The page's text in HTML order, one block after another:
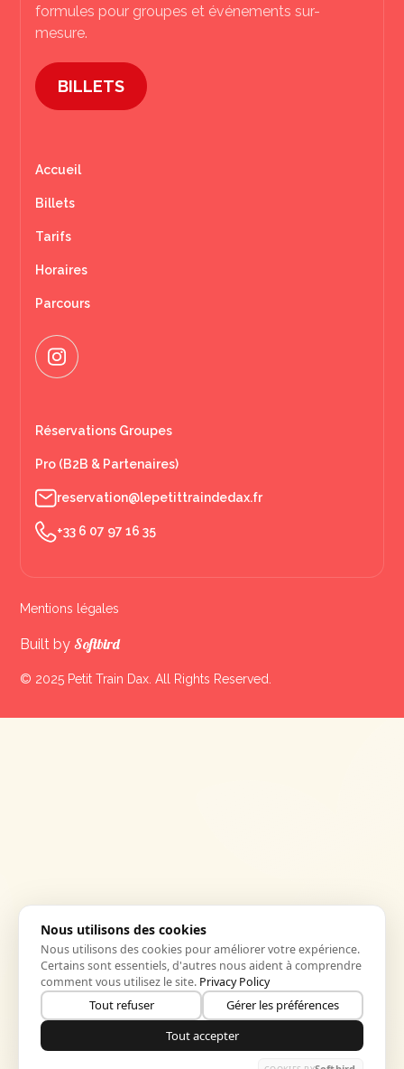
formules pour groupes et événements sur-
mesure.
BILLETS
Accueil
Billets
Tarifs
Horaires
Parcours
Réservations Groupes
Pro (B2B & Partenaires)
reservation@lepetittraindedax.fr
+33 6 07 97 16 35
© 2025 Petit Train Dax. All Rights Reserved.
Built bySoftbird
Mentions légales
Nous utilisons des cookies
Nous utilisons des cookies pour améliorer votre expérience.
Certains sont essentiels, d'autres nous aident à comprendre
comment vous utilisez le site. Privacy Policy
Tout refuser
Gérer les préférences
Tout accepter